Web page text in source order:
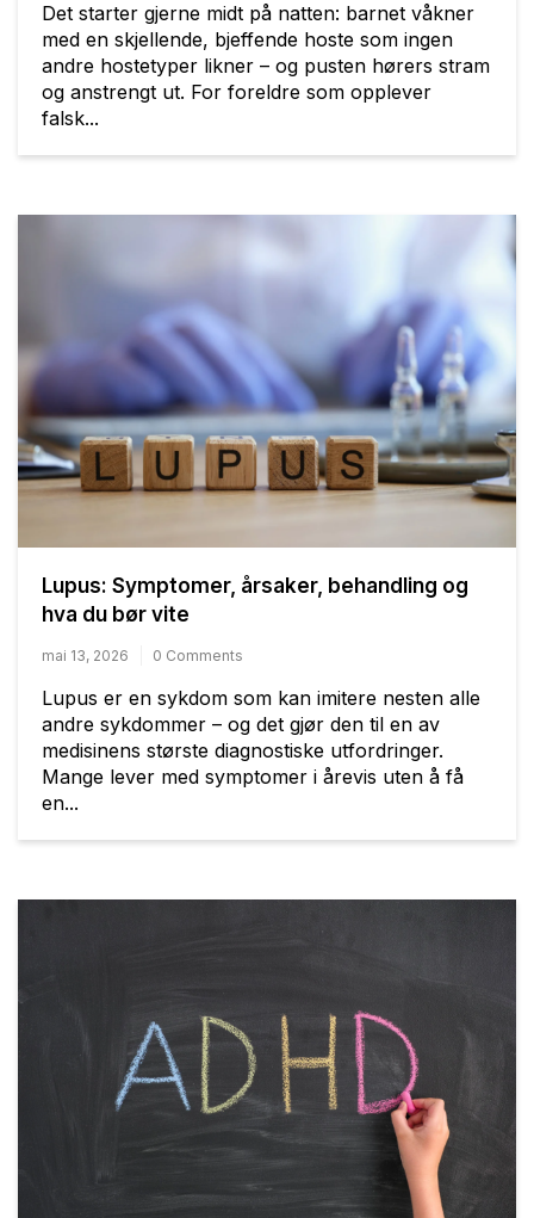
Det starter gjerne midt på natten: barnet våkner
med en skjellende, bjeffende hoste som ingen
andre hostetyper likner – og pusten hørers stram
og anstrengt ut. For foreldre som opplever
falsk...
Lupus: Symptomer, årsaker, behandling og
hva du bør vite
mai 13, 2026 0 Comments
Lupus er en sykdom som kan imitere nesten alle
andre sykdommer – og det gjør den til en av
medisinens største diagnostiske utfordringer.
Mange lever med symptomer i årevis uten å få
en...